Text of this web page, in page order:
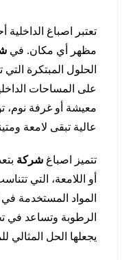
تعتبر اصباغ الداخلية
مظهر أي مكان. في
الحلول المبتكرة
على المساحات
معيشة أو غرفة نوم،
عالية تبقى لامعة
تتميز اصباغشركة
أو اللامعة، التي
المواد المستخدمة
الرطوبة وتساعد في
يجعلها الحل المثالي